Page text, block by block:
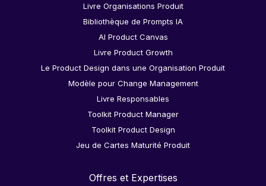
Livre Organisations Produit
Bibliothèque de Prompts IA
AI Product Canvas
Livre Product Growth
Le Product Design dans une Organisation Produit
Modèle pour Change Management
Livre Responsables
Toolkit Product Manager
Toolkit Product Design
Jeu de Cartes Maturité Produit
Offres et Expertises